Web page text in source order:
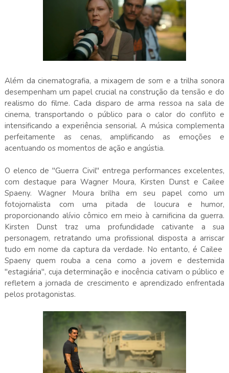
Além da cinematografia, a mixagem de som e a trilha sonora
desempenham um papel crucial na construção da tensão e do
realismo do filme. Cada disparo de arma ressoa na sala de
cinema, transportando o público para o calor do conflito e
intensificando a experiência sensorial. A música complementa
perfeitamente as cenas, amplificando as emoções e
acentuando os momentos de ação e angústia.
O elenco de "Guerra Civil" entrega performances excelentes,
com destaque para Wagner Moura, Kirsten Dunst e Cailee
Spaeny. Wagner Moura brilha em seu papel como um
fotojornalista com uma pitada de loucura e humor,
proporcionando alívio cômico em meio à carnificina da guerra.
Kirsten Dunst traz uma profundidade cativante a sua
personagem, retratando uma profissional disposta a arriscar
tudo em nome da captura da verdade. No entanto, é Cailee
Spaeny quem rouba a cena como a jovem e destemida
"estagiária", cuja determinação e inocência cativam o público e
refletem a jornada de crescimento e aprendizado enfrentada
pelos protagonistas.